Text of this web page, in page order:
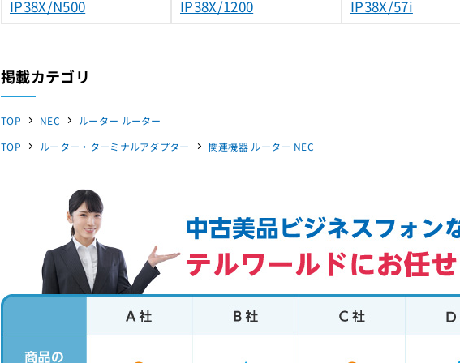
IP38X/N500 IP38X/1200 IP38X/57i
掲載カテゴリ
TOP NEC
ルーター ルーター
TOP
ルーター・ターミナルアダプター 関連機器 ルーター NEC